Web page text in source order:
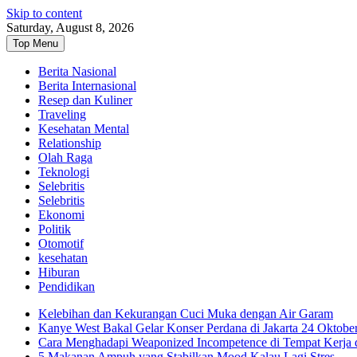
Skip to content
Saturday, August 8, 2026
Top Menu
Berita Nasional
Berita Internasional
Resep dan Kuliner
Traveling
Kesehatan Mental
Relationship
Olah Raga
Teknologi
Selebritis
Selebritis
Ekonomi
Politik
Otomotif
kesehatan
Hiburan
Pendidikan
Kelebihan dan Kekurangan Cuci Muka dengan Air Garam
Kanye West Bakal Gelar Konser Perdana di Jakarta 24
Cara Menghadapi Weaponized Incompetence di Tempat Kerja